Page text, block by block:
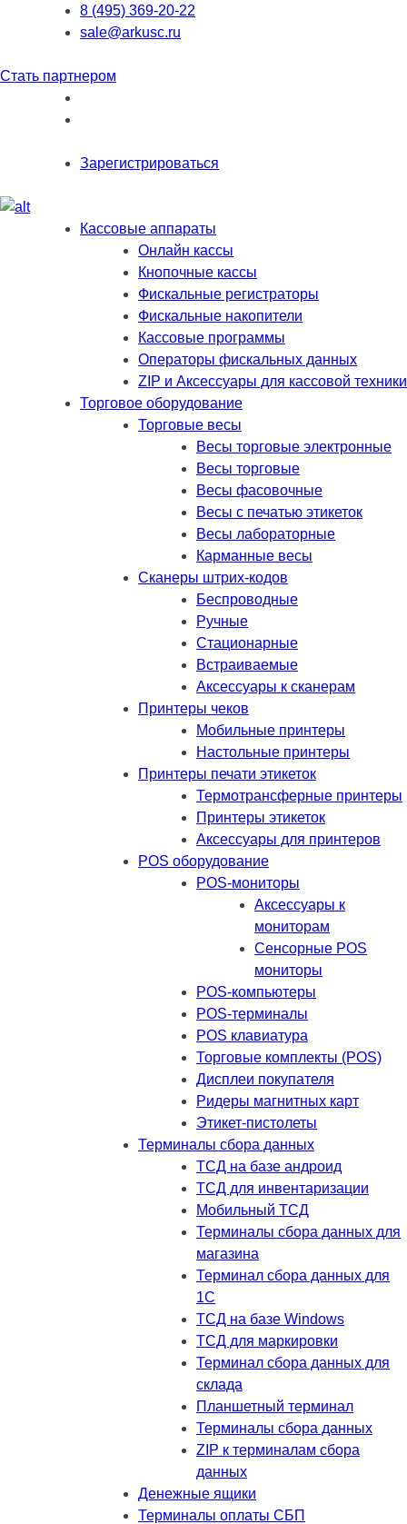
8 (495) 369-20-22
sale@arkusc.ru
Стать партнером
Зарегистрироваться
Кассовые аппараты
Онлайн кассы
Кнопочные кассы
Фискальные регистраторы
Фискальные накопители
Кассовые программы
Операторы фискальных данных
ZIP и Аксессуары для кассовой техники
Торговое оборудование
Торговые весы
Весы торговые электронные
Весы торговые
Весы фасовочные
Весы с печатью этикеток
Весы лабораторные
Карманные весы
Сканеры штрих-кодов
Беспроводные
Ручные
Стационарные
Встраиваемые
Аксессуары к сканерам
Принтеры чеков
Мобильные принтеры
Настольные принтеры
Принтеры печати этикеток
Термотрансферные принтеры
Принтеры этикеток
Аксессуары для принтеров
POS оборудование
POS-мониторы
Аксессуары к
мониторам
Сенсорные POS
мониторы
POS-компьютеры
POS-терминалы
POS клавиатура
Торговые комплекты (POS)
Дисплеи покупателя
Ридеры магнитных карт
Этикет-пистолеты
Терминалы сбора данных
ТСД на базе андроид
ТСД для инвентаризации
Мобильный ТСД
Терминалы сбора данных для
магазина
Терминал сбора данных для
1C
ТСД на базе Windows
ТСД для маркировки
Терминал сбора данных для
склада
Планшетный терминал
Терминалы сбора данных
ZIP к терминалам сбора
данных
Денежные ящики
Терминалы оплаты СБП